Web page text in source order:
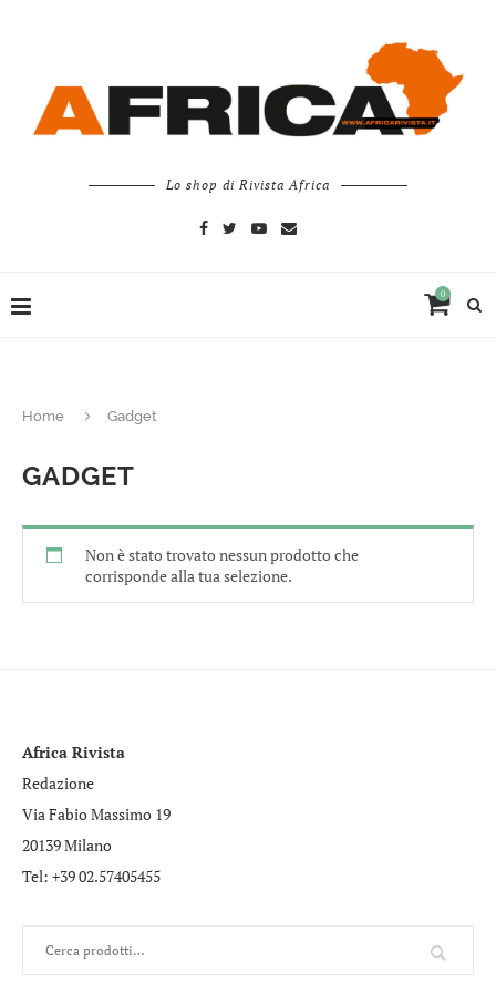
Lo shop di Rivista Africa
0
Home Gadget
GADGET
Non è stato trovato nessun prodotto che
corrisponde alla tua selezione.
Africa Rivista
Redazione
Via Fabio Massimo 19
20139 Milano
Tel: +39 02.57405455